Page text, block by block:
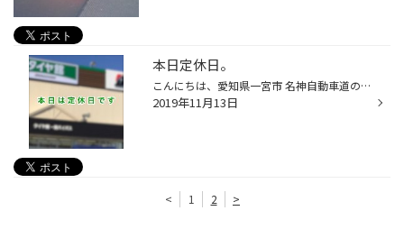
本日定休日。
こんにちは、愛知県一宮市 名神自動車道の一宮インターと東海北陸道の一宮木曽川インターの間くらいにある タイヤ館 一宮バイパス店です。 本日は定休日です。 明日は元気に営業いたします。 よろしくお願い致します。
2019年11月13日
< 1 2 >